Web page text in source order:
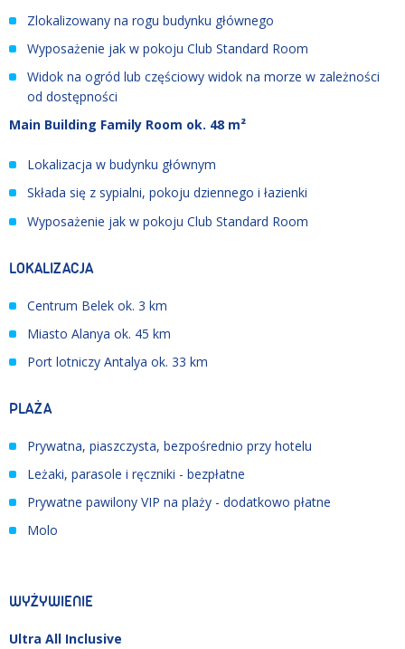
Zlokalizowany na rogu budynku głównego
Wyposażenie jak w pokoju Club Standard Room
Widok na ogród lub częściowy widok na morze w zależności
od dostępności
Main Building Family Room ok. 48 m²
Lokalizacja w budynku głównym
Składa się z sypialni, pokoju dziennego i łazienki
Wyposażenie jak w pokoju Club Standard Room
LOKALIZACJA
Centrum Belek ok. 3 km
Miasto Alanya ok. 45 km
Port lotniczy Antalya ok. 33 km
PLAŻA
Prywatna, piaszczysta, bezpośrednio przy hotelu
Leżaki, parasole i ręczniki - bezpłatne
Prywatne pawilony VIP na plaży - dodatkowo płatne
Molo
WYŻYWIENIE
Ultra All Inclusive